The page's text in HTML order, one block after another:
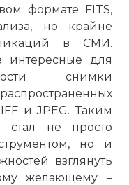
формате FITS,
но крайне
в СМИ.
интересные для
снимки
и JPEG. Таким
стал не просто
но и
взглянуть
желающему –